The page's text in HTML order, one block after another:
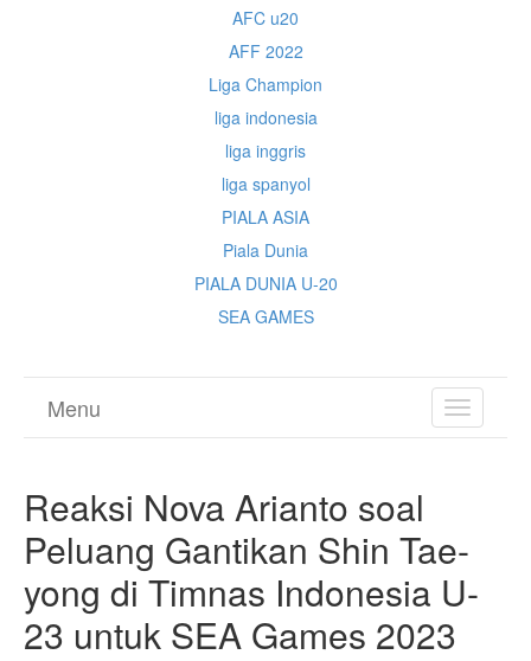
AFC u20
AFF 2022
Liga Champion
liga indonesia
liga inggris
liga spanyol
PIALA ASIA
Piala Dunia
PIALA DUNIA U-20
SEA GAMES
TOGGLE
Menu
Reaksi Nova Arianto soal
Peluang Gantikan Shin Tae-
yong di Timnas Indonesia U-
23 untuk SEA Games 2023